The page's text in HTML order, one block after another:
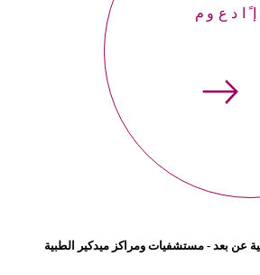
عن بعد - مستشفيات ومراكز ميدكير الطبية